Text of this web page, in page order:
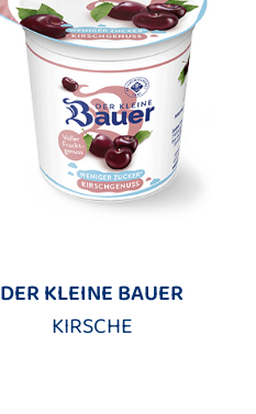
DER KLEINE BAUER
KIRSCHE